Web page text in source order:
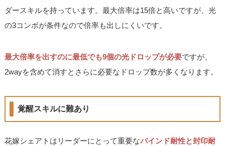
ダースキルを持っています。最大倍率は15倍と高いですが、光
の3コンボが条件なので倍率も出しにくいです。
最大倍率を出すのに最低でも9個の光ドロップが必要ですが、
2wayを含めて消すとさらに必要なドロップ数が多くなります。
覚醒スキルに難あり
花嫁シェアトはリーダーにとって重要なバインド耐性と封印耐